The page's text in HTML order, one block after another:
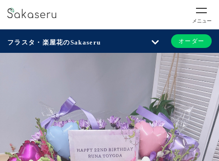
メニュー
フラスタ・楽屋花のSakaseru オーダー